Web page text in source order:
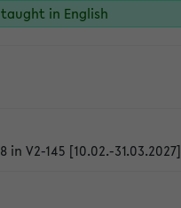
in English
in V2-145 [10.02.-31.03.2027]